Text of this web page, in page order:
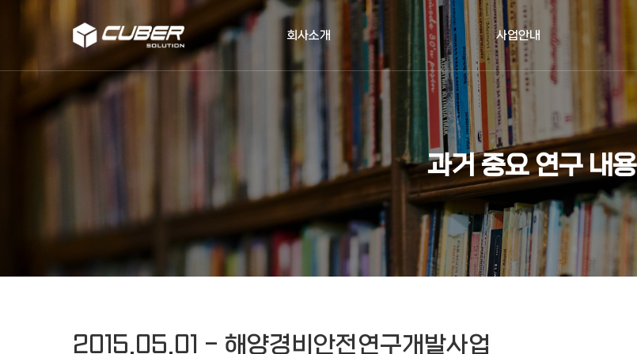
회사소개 사업안내
과거 중요 연구 내용
2015.05.01 - 해양경비안전연구개발사업